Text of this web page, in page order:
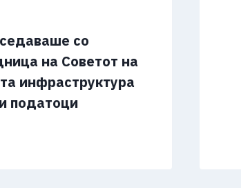
со
на Советот на
инфраструктура
податоци